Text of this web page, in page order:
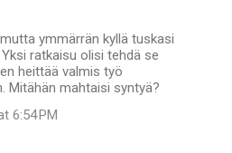
ymmärrän kyllä tuskasi
ratkaisu olisi tehdä se
heittää valmis työ
Mitähän mahtaisi syntyä?
6:54 PM